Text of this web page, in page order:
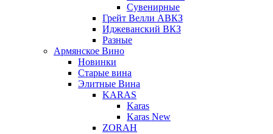
Сувенирные
Грейт Велли АВКЗ
Иджеванский ВКЗ
Разные
Армянское Вино
Новинки
Старые вина
Элитные Вина
KARAS
Karas
Karas New
ZORAH